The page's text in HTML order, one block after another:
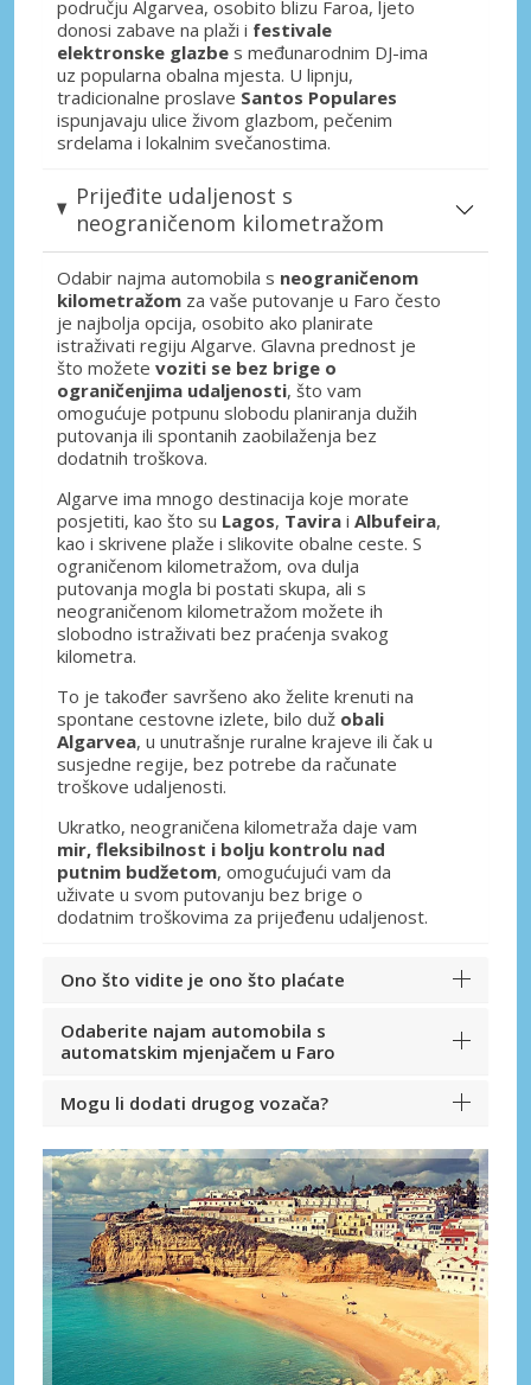
području Algarvea, osobito blizu Faroa, ljeto
donosi zabave na plaži i festivale
elektronske glazbe s međunarodnim DJ-ima
uz popularna obalna mjesta. U lipnju,
tradicionalne proslave Santos Populares
ispunjavaju ulice živom glazbom, pečenim
srdelama i lokalnim svečanostima.
Prijeđite udaljenost s
neograničenom kilometražom
Odabir najma automobila s neograničenom
kilometražom za vaše putovanje u Faro često
je najbolja opcija, osobito ako planirate
istraživati regiju Algarve. Glavna prednost je
što možete voziti se bez brige o
ograničenjima udaljenosti, što vam
omogućuje potpunu slobodu planiranja dužih
putovanja ili spontanih zaobilaženja bez
dodatnih troškova.
Algarve ima mnogo destinacija koje morate
posjetiti, kao što su Lagos, Tavira i Albufeira,
kao i skrivene plaže i slikovite obalne ceste. S
ograničenom kilometražom, ova dulja
putovanja mogla bi postati skupa, ali s
neograničenom kilometražom možete ih
slobodno istraživati bez praćenja svakog
kilometra.
To je također savršeno ako želite krenuti na
spontane cestovne izlete, bilo duž obali
Algarvea, u unutrašnje ruralne krajeve ili čak u
susjedne regije, bez potrebe da računate
troškove udaljenosti.
Ukratko, neograničena kilometraža daje vam
mir, fleksibilnost i bolju kontrolu nad
putnim budžetom, omogućujući vam da
uživate u svom putovanju bez brige o
dodatnim troškovima za prijeđenu udaljenost.
Ono što vidite je ono što plaćate
Odaberite najam automobila s
automatskim mjenjačem u Faro
Mogu li dodati drugog vozača?